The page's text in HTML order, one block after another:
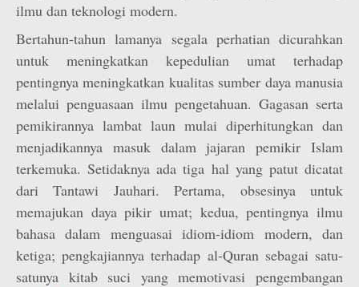
ilmu dan teknologi modern.
Bertahun-tahun lamanya segala perhatian dicurahkan
untuk meningkatkan kepedulian umat terhadap
pentingnya meningkatkan kualitas sumber daya manusia
melalui penguasaan ilmu pengetahuan. Gagasan serta
pemikirannya lambat laun mulai diperhitungkan dan
menjadikannya masuk dalam jajaran pemikir Islam
terkemuka. Setidaknya ada tiga hal yang patut dicatat
dari Tantawi Jauhari. Pertama, obsesinya untuk
memajukan daya pikir umat; kedua, pentingnya ilmu
bahasa dalam menguasai idiom-idiom modern, dan
ketiga; pengkajiannya terhadap al-Quran sebagai satu-
satunya kitab suci yang memotivasi pengembangan